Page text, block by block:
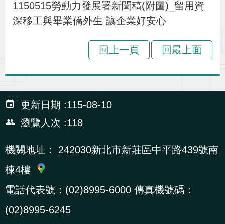
1150515勞動力發展署新聞稿(附圖)_留用資
深移工與畢業僑外生 讓企業好安心
回上一頁 回最上面
:::
更新日期
115-08-10
瀏覽人次
118
機關地址：
242030新北市新莊區中平路439號南
棟4樓
電話代表號：(02)8995-6000 傳真機號碼：
(02)8995-6245